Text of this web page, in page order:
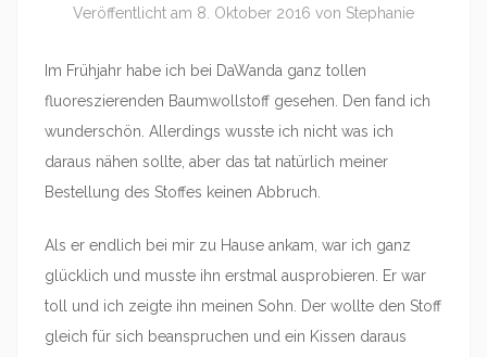
Veröffentlicht am 8. Oktober 2016 von Stephanie
Im Frühjahr habe ich bei DaWanda ganz tollen
fluoreszierenden Baumwollstoff gesehen. Den fand ich
wunderschön. Allerdings wusste ich nicht was ich
daraus nähen sollte, aber das tat natürlich meiner
Bestellung des Stoffes keinen Abbruch.
Als er endlich bei mir zu Hause ankam, war ich ganz
glücklich und musste ihn erstmal ausprobieren. Er war
toll und ich zeigte ihn meinen Sohn. Der wollte den Stoff
gleich für sich beanspruchen und ein Kissen daraus